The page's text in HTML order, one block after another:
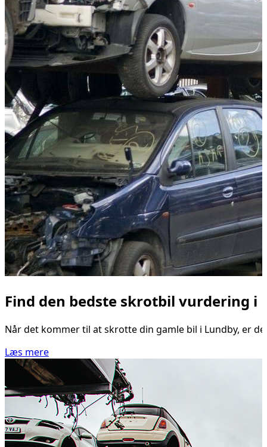
Find den bedste skrotbil vurdering i
Når det kommer til at skrotte din gamle bil i Lundby, er
Læs mere